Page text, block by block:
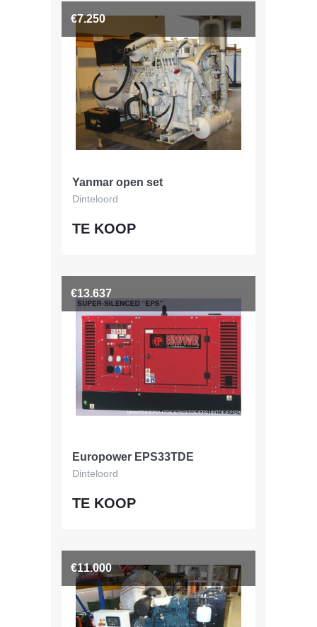
€7.250
Yanmar open set
Dinteloord
TE KOOP
€13.637
Europower EPS33TDE
Dinteloord
TE KOOP
€11.000